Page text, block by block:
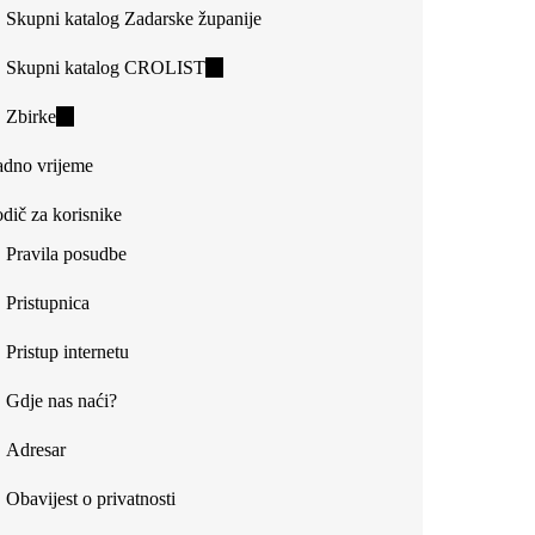
Skupni katalog Zadarske županije
Skupni katalog CROLIST(link
Zbirke(link
external)
vrijeme
za korisnike
Pravila posudbe
Pristupnica
Pristup internetu
Gdje nas naći?
Adresar
Obavijest o privatnosti